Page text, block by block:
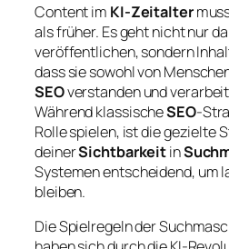
Content im KI-Zeitalter
als früher. Es geht nicht nur
veröffentlichen, sondern
dass sie sowohl von
SEOverstanden und
Während klassischeSEO-
Rolle spielen, ist die gezielte
deinerSichtbarkeitin
Systemen entscheidend, um
bleiben.
Die Spielregeln der